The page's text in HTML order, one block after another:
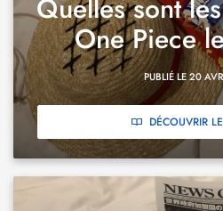
Quelles sont
One Piece
PUBLIÉ LE 20
DÉCOUVRIR